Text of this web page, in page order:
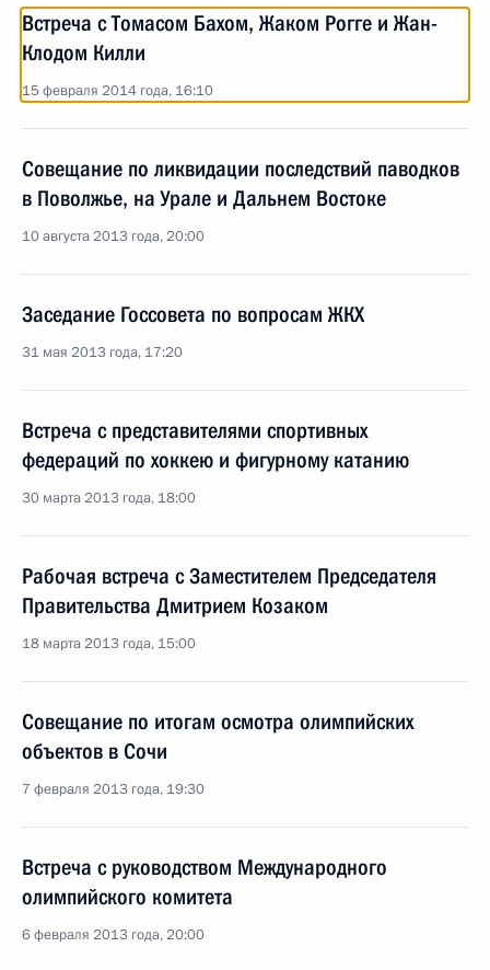
Встреча с Томасом Бахом, Жаком Рогге и Жан-
Клодом Килли
15 февраля 2014 года, 16:10
Совещание по ликвидации последствий паводков
в Поволжье, на Урале и Дальнем Востоке
10 августа 2013 года, 20:00
Заседание Госсовета по вопросам ЖКХ
31 мая 2013 года, 17:20
Встреча с представителями спортивных
федераций по хоккею и фигурному катанию
30 марта 2013 года, 18:00
Рабочая встреча с Заместителем Председателя
Правительства Дмитрием Козаком
18 марта 2013 года, 15:00
Совещание по итогам осмотра олимпийских
объектов в Сочи
7 февраля 2013 года, 19:30
Встреча с руководством Международного
олимпийского комитета
6 февраля 2013 года, 20:00